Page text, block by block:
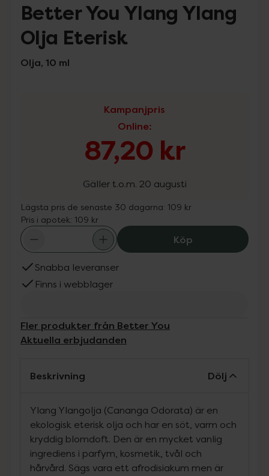
Better You Ylang Ylang
Olja Eterisk
Olja, 10 ml
Kampanjpris
Online:
87,20 kr
Gäller t.o.m. 20 augusti
Lägsta pris de senaste 30 dagarna: 109 kr
Pris i apotek: 109 kr
KöpBetter You
Snabba leveranser
Finns i webblager
Fler produkter från Better You
Aktuella erbjudanden
Beskrivning Dölj
Ylang Ylangolja (Cananga Odorata) är en
ekologisk eterisk olja och har en söt, varm och
kryddig blomdoft. Den är en mycket vanlig
ingrediens i parfym, kosmetik, tvål och
hårvård. Sägs vara ett afrodisiakum men är